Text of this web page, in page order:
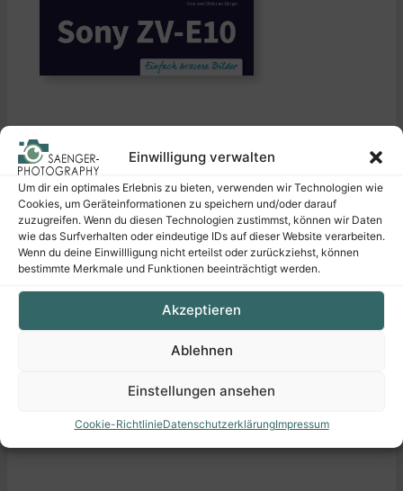
Einwilligung verwalten
Um dir ein optimales Erlebnis zu bieten, verwenden wir Technologien wie
Cookies, um Geräteinformationen zu speichern und/oder darauf
zuzugreifen. Wenn du diesen Technologien zustimmst, können wir Daten
wie das Surfverhalten oder eindeutige IDs auf dieser Website verarbeiten.
Wenn du deine Einwillligung nicht erteilst oder zurückziehst, können
bestimmte Merkmale und Funktionen beeinträchtigt werden.
Akzeptieren
Ablehnen
Einstellungen ansehen
Cookie-RichtlinieDatenschutzerklärungImpressum